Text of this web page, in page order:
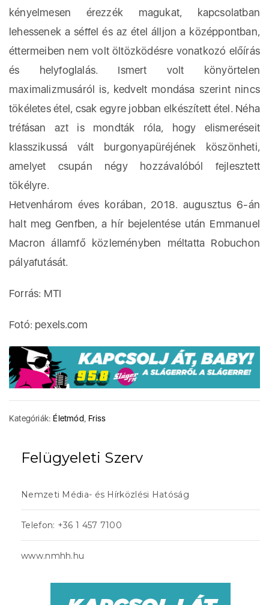
kényelmesen érezzék magukat, kapcsolatban
lehessenek a séffel és az étel álljon a középpontban,
éttermeiben nem volt öltözködésre vonatkozó előírás
és helyfoglalás. Ismert volt könyörtelen
maximalizmusáról is, kedvelt mondása szerint nincs
tökéletes étel, csak egyre jobban elkészített étel. Néha
tréfásan azt is mondták róla, hogy elismeréseit
klasszikussá vált burgonyapüréjének köszönheti,
amelyet csupán négy hozzávalóból fejlesztett
tökélyre.
Hetvenhárom éves korában, 2018. augusztus 6-án
halt meg Genfben, a hír bejelentése után Emmanuel
Macron államfő közleményben méltatta Robuchon
pályafutását.
Forrás: MTI
Fotó: pexels.com
Kategóriák: Életmód Friss
Felügyeleti Szerv
Nemzeti Média- és Hírközlési Hatóság
Telefon: +36 1 457 7100
www.nmhh.hu